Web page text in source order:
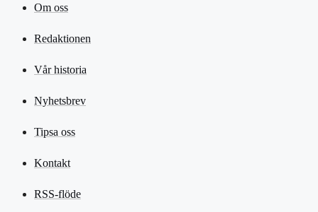
Om oss
Redaktionen
Vår historia
Nyhetsbrev
Tipsa oss
Kontakt
RSS-flöde